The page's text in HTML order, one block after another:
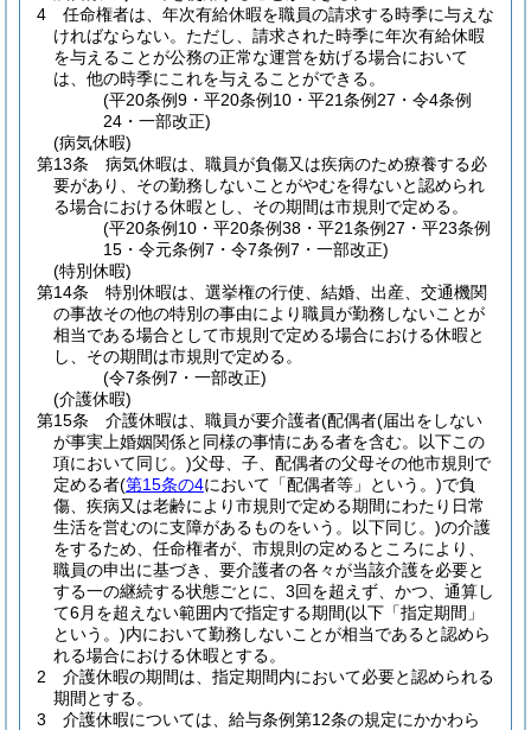
4
任命権者は、年次有給休暇を職員の請求する時季に与えな
ければならない。 ただし、請求された時季に年次有給休暇
を与えることが公務の正常な運営を妨げる場合において
は、他の時季にこれを与えることができる。
(平20条例9・平20条例10・平21条例27・令4条例
24・一部改正)
(病気休暇)
第13条
病気休暇は、職員が負傷又は疾病のため療養する必
要があり、その勤務しないことがやむを得ないと認められ
る場合における休暇とし、その期間は市規則で定める。
(平20条例10・平20条例38・平21条例27・平23条例
15・令元条例7・令7条例7・一部改正)
(特別休暇)
第14条
特別休暇は、選挙権の行使、結婚、出産、交通機関
の事故その他の特別の事由により職員が勤務しないことが
相当である場合として市規則で定める場合における休暇と
し、その期間は市規則で定める。
(令7条例7・一部改正)
(介護休暇)
第15条
介護休暇は、職員が要介護者(配偶者(届出をしない
が事実上婚姻関係と同様の事情にある者を含む。以下この
項において同じ。)父母、子、配偶者の父母その他市規則で
定める者(第15条の4において「配偶者等」という。)で負
傷、疾病又は老齢により市規則で定める期間にわたり日常
生活を営むのに支障があるものをいう。以下同じ。)の介護
をするため、任命権者が、市規則の定めるところにより、
職員の申出に基づき、要介護者の各々が当該介護を必要と
する一の継続する状態ごとに、3回を超えず、かつ、通算し
て6月を超えない範囲内で指定する期間(以下「指定期間」
という。)内において勤務しないことが相当であると認めら
れる場合における休暇とする。
2
介護休暇の期間は、指定期間内において必要と認められる
期間とする。
3
介護休暇については、給与条例第12条の規定にかかわら